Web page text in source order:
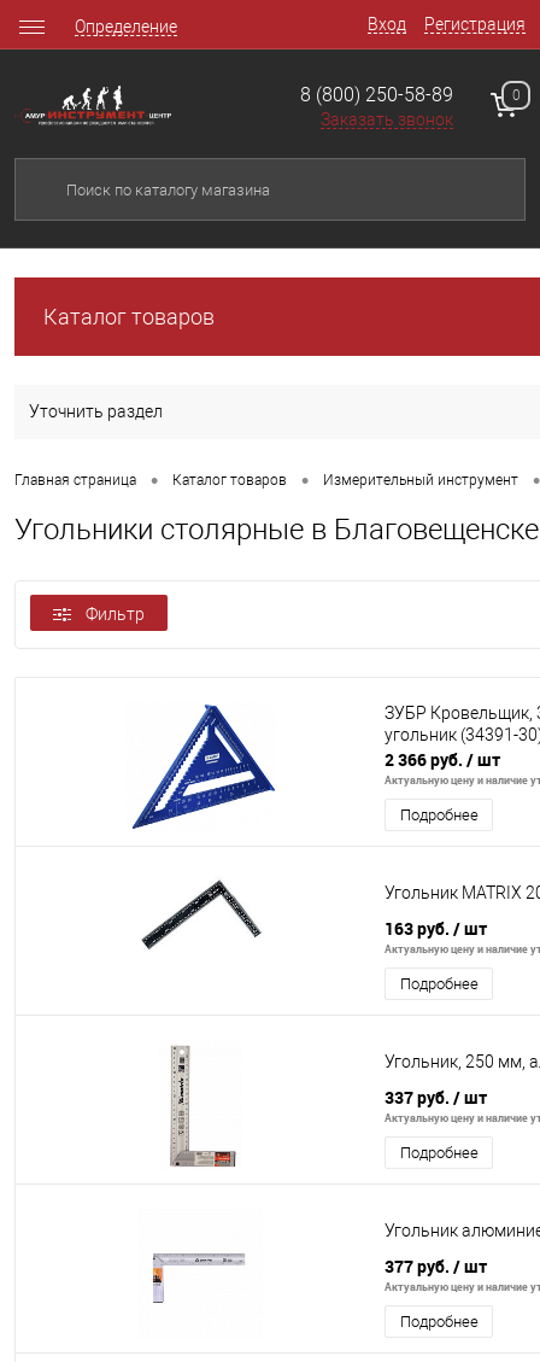
Вход Регистрация
Определение
8 (800) 250-58-89
Заказать звонок
0
Каталог товаров
Уточнить раздел
Главная страница • Каталог товаров • Измерительный инструмент •
Угольники столярные в Благовещенске
Фильтр
ЗУБР Кровельщик,
угольник (34391-
2 366 руб. / шт
Актуальную цену и наличие
Подробнее
Угольник MATRIX
163 руб. / шт
Актуальную цену и наличие
Подробнее
Угольник, 250 мм,
337 руб. / шт
Актуальную цену и наличие
Подробнее
Угольник
377 руб. / шт
Актуальную цену и наличие
Подробнее